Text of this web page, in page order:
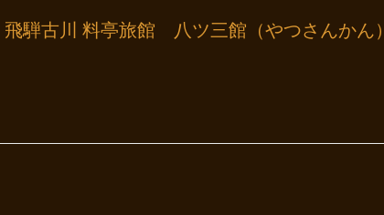
飛騨古川 料亭旅館 八ツ三館（やつさんかん）